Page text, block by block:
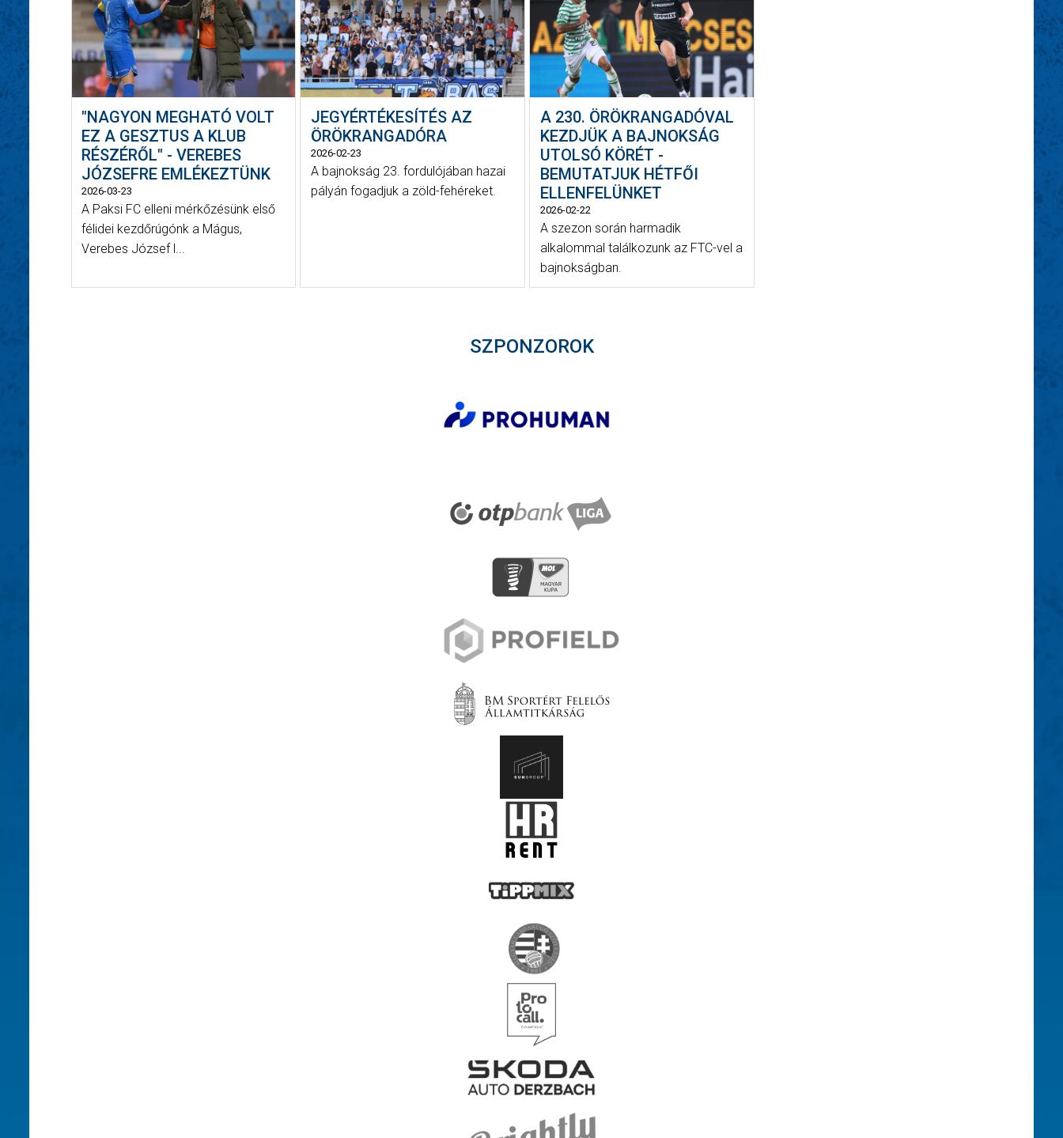
"NAGYON MEGHATÓ VOLT
EZ A GESZTUS A KLUB
RÉSZÉRŐL" - VEREBES
JÓZSEFRE EMLÉKEZTÜNK
2026-03-23
A Paksi FC elleni mérkőzésünk első
félidei kezdőrúgónk a Mágus,
Verebes József l...
JEGYÉRTÉKESÍTÉS AZ
ÖRÖKRANGADÓRA
2026-02-23
A bajnokság 23. fordulójában hazai
pályán fogadjuk a zöld-fehéreket.
A 230. ÖRÖKRANGADÓVAL
KEZDJÜK A BAJNOKSÁG
UTOLSÓ KÖRÉT -
BEMUTATJUK HÉTFŐI
ELLENFELÜNKET
2026-02-22
A szezon során harmadik
alkalommal találkozunk az FTC-vel a
bajnokságban.
SZPONZOROK